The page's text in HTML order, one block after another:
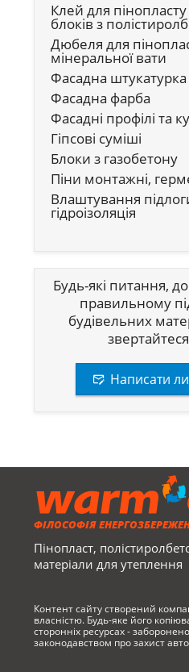
Клей для пінопласту
блоків з
Дюбеля для
мінеральної вати
Фасадна штукатурка
Фасадна фарба
Фасадні профілі та
Гіпсові суміші
Блоки з газобетону
Піни монтажні,
Влаштування
гідроізоляція
Будь-які питання,
правильному
будівельних
Написати
ФІЛОСОФІЯ
Пінопласт,
матеріали для утеплення
Контент сайту створений
власністю. Будь-яке його
сторонніх ресурсах - заборонено
законодавством про захист